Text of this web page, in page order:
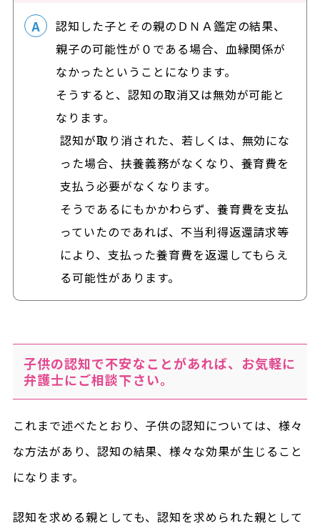
認知した子とその親のＤＮＡ鑑定の結果、
親子の可能性が０である場合、血縁関係が
なかったということになります。
そうすると、認知の取消又は無効が可能と
なります。
認知が取り消された、若しくは、無効にな
った場合、扶養義務がなくなり、養育費を
支払う必要がなくなります。
そうであるにもかかわらず、養育費を支払
っていたのであれば、不当利得返還請求等
により、支払った養育費を返還してもらえ
る可能性があります。
子供の認知で不安なことがあれば、お気軽に
弁護士にご相談下さい。
これまで述べたとおり、子供の認知については、様々
な方法があり、認知の結果、様々な効果が生じること
になります。
認知を求める親としても、認知を求められた親として